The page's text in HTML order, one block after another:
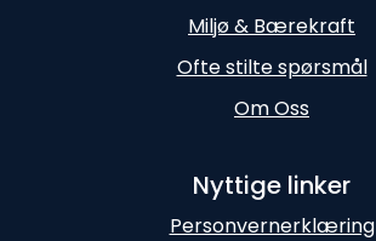
Miljø & Bærekraft
Ofte stilte spørsmål
Om Oss
Nyttige linker
Personvernerklæring